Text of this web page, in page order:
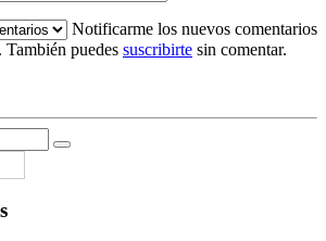
Notificarme los nuevos comentarios
puedes suscribirte sin comentar.